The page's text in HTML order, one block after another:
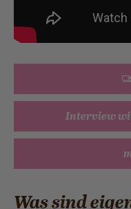
Interview
Was sind